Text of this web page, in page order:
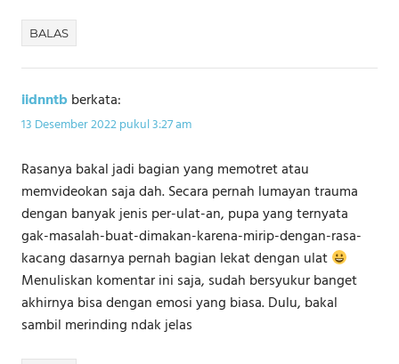
BALAS
iidnntbberkata:
13 Desember 2022 pukul 3:27 am
Rasanya bakal jadi bagian yang memotret atau
memvideokan saja dah. Secara pernah lumayan trauma
dengan banyak jenis per-ulat-an, pupa yang ternyata
gak-masalah-buat-dimakan-karena-mirip-dengan-rasa-
kacang dasarnya pernah bagian lekat dengan ulat
Menuliskan komentar ini saja, sudah bersyukur banget
akhirnya bisa dengan emosi yang biasa. Dulu, bakal
sambil merinding ndak jelas